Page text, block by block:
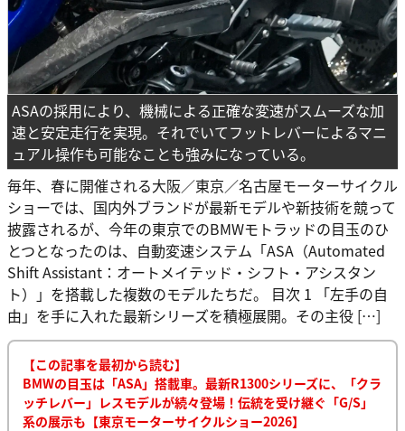
ASAの採用により、機械による正確な変速がスムーズな加
速と安定走行を実現。それでいてフットレバーによるマニ
ュアル操作も可能なことも強みになっている。
毎年、春に開催される大阪／東京／名古屋モーターサイクル
ショーでは、国内外ブランドが最新モデルや新技術を競って
披露されるが、今年の東京でのBMWモトラッドの目玉のひ
とつとなったのは、自動変速システム「ASA（Automated
Shift Assistant：オートメイテッド・シフト・アシスタン
ト）」を搭載した複数のモデルたちだ。 目次 1 「左手の自
由」を手に入れた最新シリーズを積極展開。その主役 […]
【この記事を最初から読む】
BMWの目玉は「ASA」搭載車。最新R1300シリーズに、「クラ
ッチレバー」レスモデルが続々登場！伝統を受け継ぐ「G/S」
系の展示も【東京モーターサイクルショー2026】